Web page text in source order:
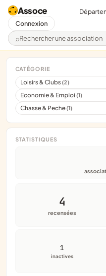
Assoce
Rechercher une
Connexion
CATÉGORIE
Loisirs & Clubs(2)
Economie & Emploi(1)
Chasse & Peche(1)
STATISTIQUES
4
recensées
1
inactives